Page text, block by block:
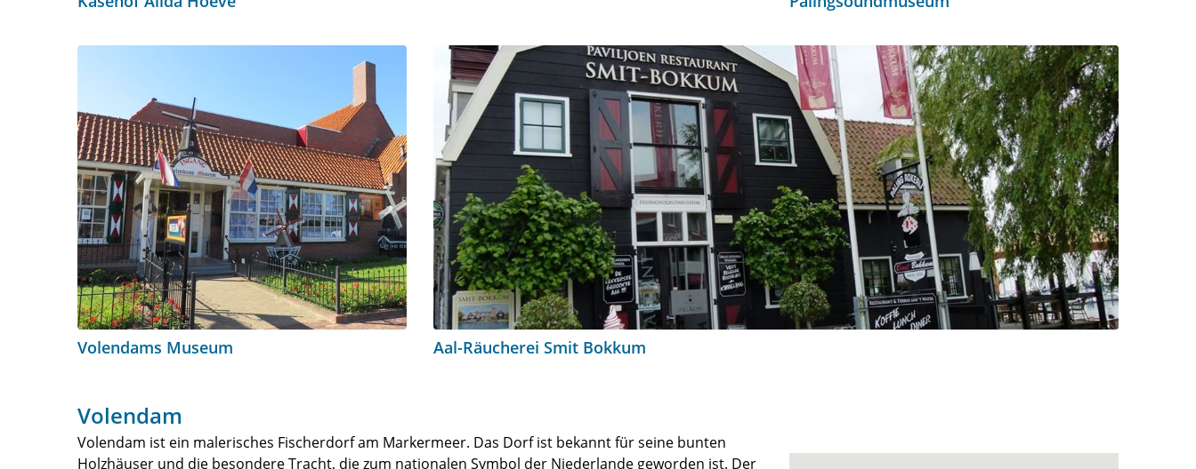
Volendams Museum Aal-Räucherei Smit Bokkum
Volendam
Volendam ist ein malerisches Fischerdorf am Markermeer. Das Dorf ist bekannt für seine bunten
Holzhäuser und die besondere Tracht, die zum nationalen Symbol der Niederlande geworden ist. Der